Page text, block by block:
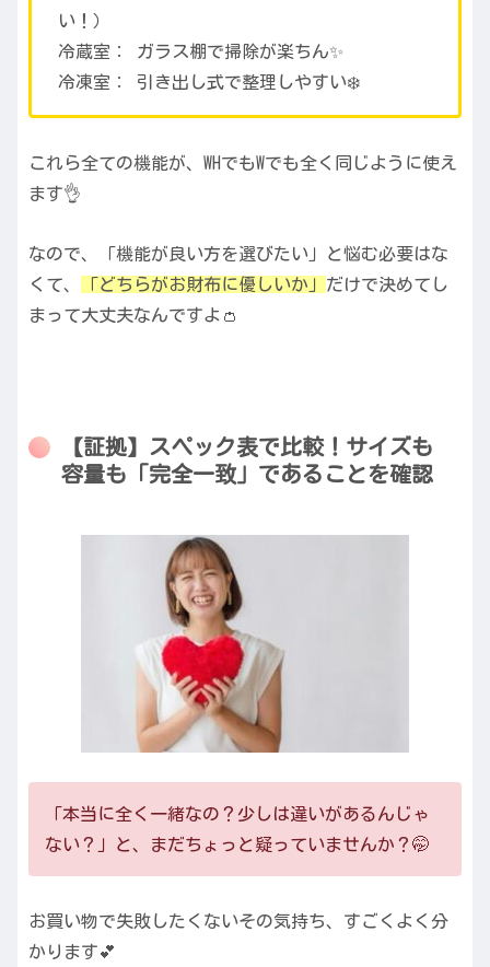
い！）
冷蔵室： ガラス棚で掃除が楽ちん✨
冷凍室： 引き出し式で整理しやすい❄️
これら全ての機能が、WHでもWでも全く同じように使え
ます👌
なので、「機能が良い方を選びたい」と悩む必要はな
くて、
「どちらがお財布に優しいか」 だけで決めてし
まって大丈夫なんですよ👛
【証拠】スペック表で比較！サイズも
容量も「完全一致」であることを確認
「本当に全く一緒なの？少しは違いがあるんじゃ
ない？」と、まだちょっと疑っていませんか？🤭
お買い物で失敗したくないその気持ち、すごくよく分
かります💕